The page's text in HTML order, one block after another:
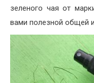
Красота
Недвижимость
зеленого чая от
вами полезной общей